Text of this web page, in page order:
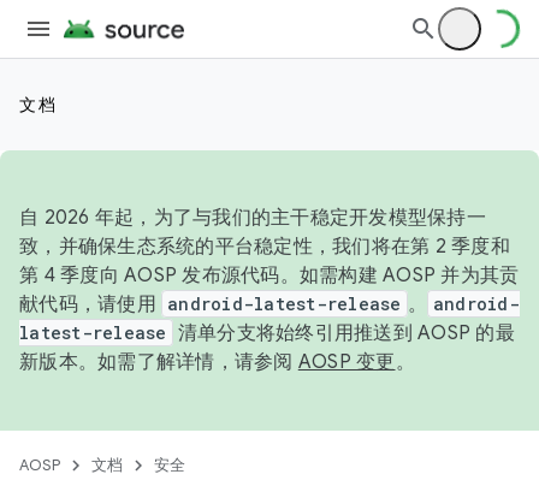
文档
自 2026 年起，为了与我们的主干稳定开发模型保持一
致，并确保生态系统的平台稳定性，我们将在第 2 季度和
第 4 季度向 AOSP 发布源代码。如需构建 AOSP 并为其贡
献代码，请使用 android-latest-release 。
android-
latest-release 清单分支将始终引用推送到 AOSP 的最
新版本。如需了解详情，请参阅 AOSP 变更。
AOSP 文档 安全